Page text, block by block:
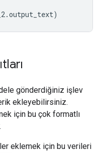
.output_text)
gönderdiğiniz işlev
ekleyebilirsiniz.
için bu çok formatlı
eklemek için bu verileri